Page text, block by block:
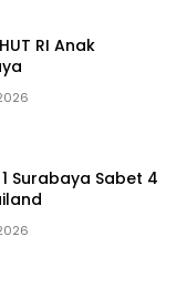
RI Anak
Surabaya Sabet 4